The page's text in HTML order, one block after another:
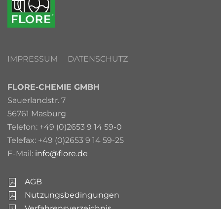
IMPRESSUM DATENSCHUTZ
FLORE-CHEMIE GMBH
Sauerlandstr. 7
56761 Masburg
Telefon: +49 (0)2653 9 14 59-0
Telefax: +49 (0)2653 9 14 59-25
E-Mail: info@flore.de
AGB
Nutzungsbedingungen